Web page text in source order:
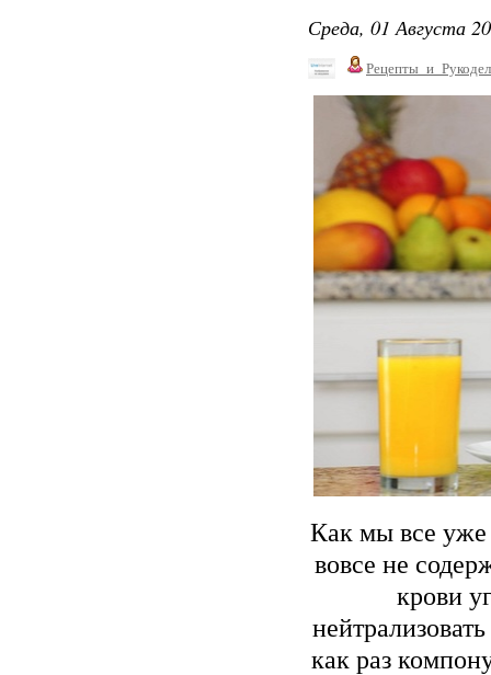
Среда, 01 Августа
Как мы все уже
вовсе не
крови
как раз